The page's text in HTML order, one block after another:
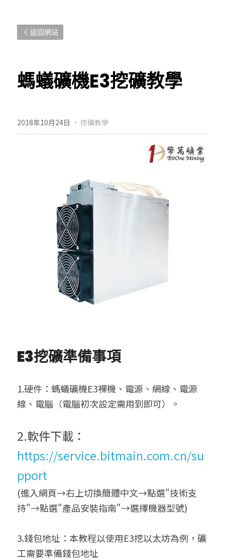
返回網站
螞蟻礦機E3挖礦教學
2018年10月24日 · 挖礦教學
E3挖礦準備事項
1.硬件：螞蟻礦機E3裸機、電源、網線、電源
線、電腦（電腦初次設定需用到即可）。
2.軟件下載：
https://service.bitmain.com.cn/su
pport
(進入網頁→右上切換簡體中文→點選"技術支
持"→點選"產品安裝指南"→選擇機器型號)
3.錢包地址：本教程以使用E3挖以太坊為例，礦
工需要準備錢包地址